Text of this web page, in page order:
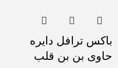
باکس ترافل دایره
حاوی بن بن قلب